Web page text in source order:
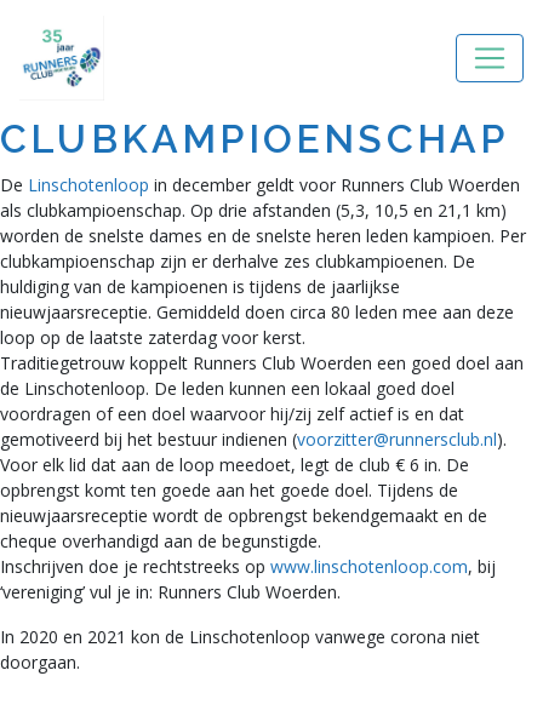
CLUBKAMPIOENSCHAP
De Linschotenloop in december geldt voor Runners Club Woerden
als clubkampioenschap. Op drie afstanden (5,3, 10,5 en 21,1 km)
worden de snelste dames en de snelste heren leden kampioen. Per
clubkampioenschap zijn er derhalve zes clubkampioenen. De
huldiging van de kampioenen is tijdens de jaarlijkse
nieuwjaarsreceptie. Gemiddeld doen circa 80 leden mee aan deze
loop op de laatste zaterdag voor kerst.
Traditiegetrouw koppelt Runners Club Woerden een goed doel aan
de Linschotenloop. De leden kunnen een lokaal goed doel
voordragen of een doel waarvoor hij/zij zelf actief is en dat
gemotiveerd bij het bestuur indienen (voorzitter@runnersclub.nl).
Voor elk lid dat aan de loop meedoet, legt de club € 6 in. De
opbrengst komt ten goede aan het goede doel. Tijdens de
nieuwjaarsreceptie wordt de opbrengst bekendgemaakt en de
cheque overhandigd aan de begunstigde.
Inschrijven doe je rechtstreeks op www.linschotenloop.com, bij
‘vereniging’ vul je in: Runners Club Woerden.
In 2020 en 2021 kon de Linschotenloop vanwege corona niet
doorgaan.